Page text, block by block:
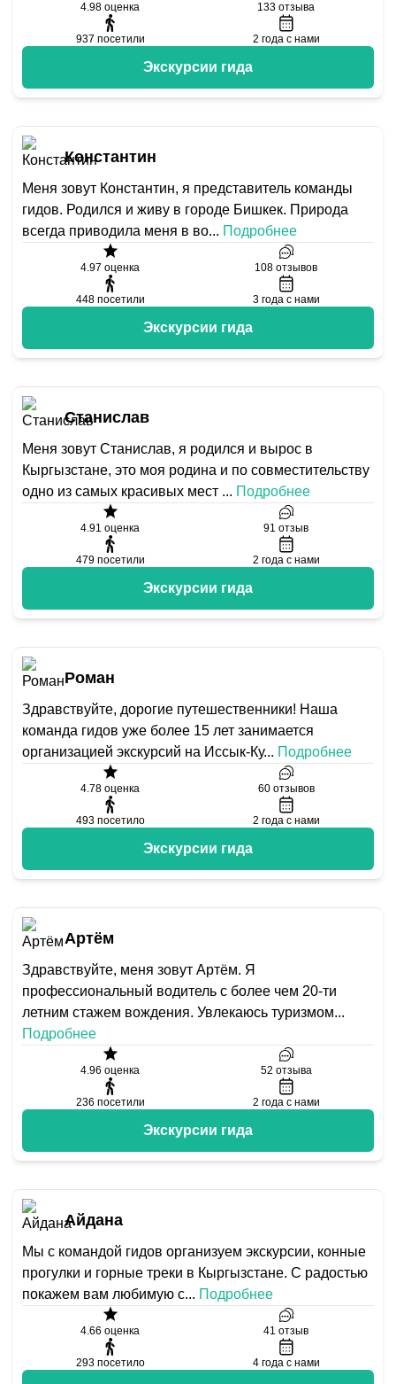
4.98 оценка 133 отзыва
937 посетили 2 года с нами
Экскурсии гида
Константин
Меня зовут Константин, я представитель команды
гидов. Родился и живу в городе Бишкек. Природа
всегда приводила меня в во... Подробнее
4.97 оценка 108 отзывов
448 посетили 3 года с нами
Экскурсии гида
Станислав
Меня зовут Станислав, я родился и вырос в
Кыргызстане, это моя родина и по совместительству
одно из самых красивых мест ... Подробнее
4.91 оценка 91 отзыв
479 посетили 2 года с нами
Экскурсии гида
Роман
Здравствуйте, дорогие путешественники! Наша
команда гидов уже более 15 лет занимается
организацией экскурсий на Иссык-Ку... Подробнее
4.78 оценка 60 отзывов
493 посетило 2 года с нами
Экскурсии гида
Артём
Здравствуйте, меня зовут Артём. Я
профессиональный водитель с более чем 20-ти
летним стажем вождения. Увлекаюсь туризмом...
Подробнее
4.96 оценка 52 отзыва
236 посетили 2 года с нами
Экскурсии гида
Айдана
Мы с командой гидов организуем экскурсии, конные
прогулки и горные треки в Кыргызстане. С радостью
покажем вам любимую с... Подробнее
4.66 оценка 41 отзыв
293 посетило 4 года с нами